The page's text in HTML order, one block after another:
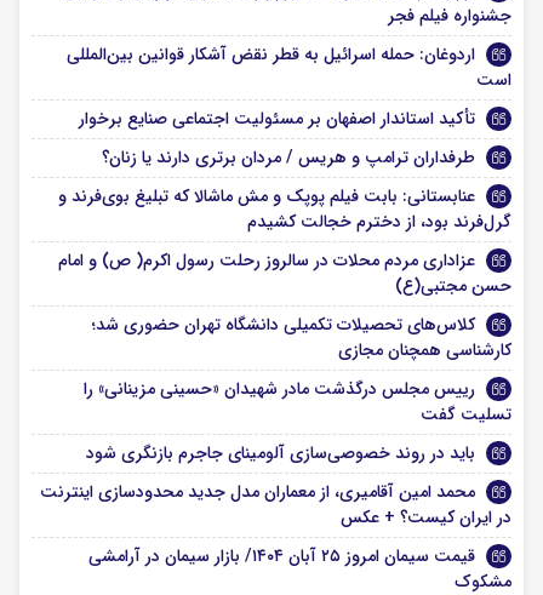
جشنواره فیلم فجر
اردوغان: حمله اسرائیل به قطر نقض آشکار قوانین بین‌المللی
است
تأکید استاندار اصفهان بر مسئولیت اجتماعی صنایع برخوار
طرفداران ترامپ و هریس / مردان برتری دارند یا زنان؟
عنابستانی: بابت فیلم پوپک و مش ماشالا که تبلیغ بوی‌فرند و
گرل‌فرند بود، از دخترم خجالت کشیدم
عزاداری مردم محلات در سالروز رحلت رسول اکرم( ص) و امام
حسن مجتبی(ع)
کلاس‌های تحصیلات تکمیلی دانشگاه تهران حضوری شد؛
کارشناسی همچنان مجازی
رییس مجلس درگذشت مادر شهیدان «حسینی مزینانی» را
تسلیت گفت
باید در روند خصوصی‌سازی آلومینای جاجرم بازنگری شود
محمد امین آقامیری، از معماران مدل جدید محدودسازی اینترنت
در ایران کیست؟ + عکس
قیمت سیمان امروز ۲۵ آبان ۱۴۰۴/ بازار سیمان در آرامشی
مشکوک